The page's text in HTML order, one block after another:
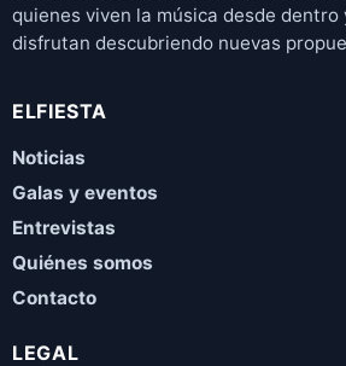
quienes viven la música desde dentro
disfrutan descubriendo nuevas
ELFIESTA
Noticias
Galas y eventos
Entrevistas
Quiénes somos
Contacto
LEGAL